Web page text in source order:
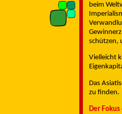
beim
schützen,
Vielleicht
Das
zu finden.
Der